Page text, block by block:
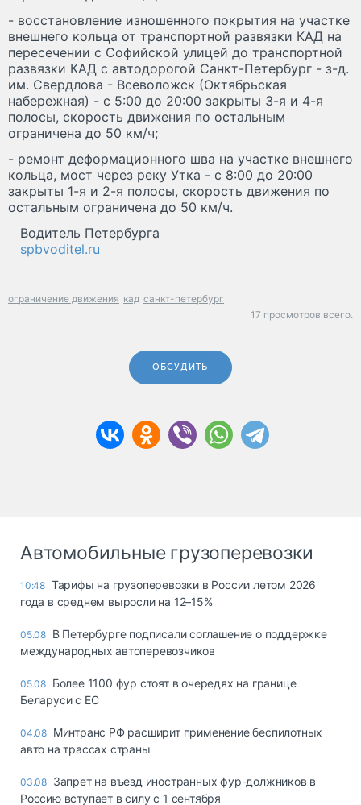
- восстановление изношенного покрытия на участке
внешнего кольца от транспортной развязки КАД на
пересечении с Софийской улицей до транспортной
развязки КАД с автодорогой Санкт-Петербург - з-д.
им. Свердлова - Всеволожск (Октябрьская
набережная) - с 5:00 до 20:00 закрыты 3-я и 4-я
полосы, скорость движения по остальным
ограничена до 50 км/ч;
- ремонт деформационного шва на участке внешнего
кольца, мост через реку Утка - с 8:00 до 20:00
закрыты 1-я и 2-я полосы, скорость движения по
остальным ограничена до 50 км/ч.
Водитель Петербурга
spbvoditel.ru
ограничение движения кад санкт-петербург
17 просмотров всего.
ОБСУДИТЬ
Автомобильные грузоперевозки
10:48 Тарифы на грузоперевозки в России летом 2026
года в среднем выросли на 12–15%
05.08 В Петербурге подписали соглашение о поддержке
международных автоперевозчиков
05.08 Более 1100 фур стоят в очередях на границе
Беларуси с ЕС
04.08 Минтранс РФ расширит применение беспилотных
авто на трассах страны
03.08 Запрет на въезд иностранных фур-должников в
Россию вступает в силу с 1 сентября